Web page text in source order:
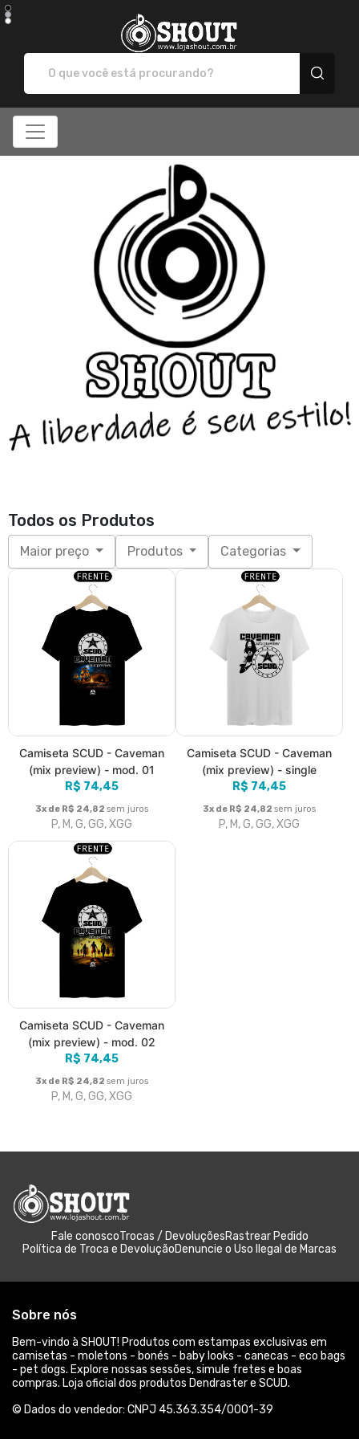
Todos os Produtos
Maior preço Produtos Categorias
Camiseta SCUD - Caveman
(mix preview) - mod. 01
R$ 74,45
3x de R$ 24,82 sem juros
P, M, G, GG, XGG
Camiseta SCUD - Caveman
(mix preview) - single
R$ 74,45
3x de R$ 24,82 sem juros
P, M, G, GG, XGG
Camiseta SCUD - Caveman
(mix preview) - mod. 02
R$ 74,45
3x de R$ 24,82 sem juros
P, M, G, GG, XGG
Fale conoscoTrocas / DevoluçõesRastrear Pedido
Política de Troca e DevoluçãoDenuncie o Uso Ilegal de Marcas
Sobre nós
Bem-vindo à SHOUT! Produtos com estampas exclusivas em
camisetas - moletons - bonés - baby looks - canecas - eco bags
- pet dogs. Explore nossas sessões, simule fretes e boas
compras. Loja oficial dos produtos Dendraster e SCUD.
© Dados do vendedor: CNPJ 45.363.354/0001-39